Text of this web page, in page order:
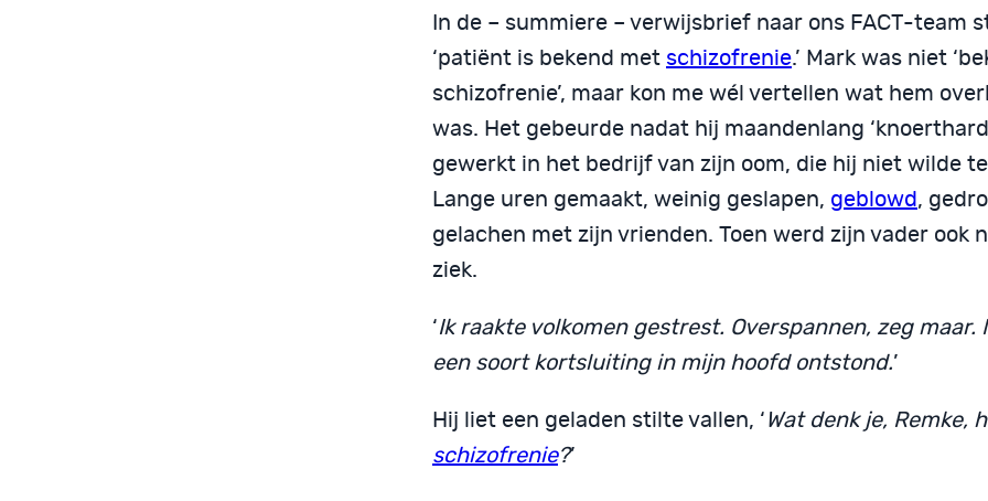
In de – summiere – verwijsbrief naar ons FACT-team
‘patiënt is bekend met schizofrenie.’ Mark was niet
schizofrenie’, maar kon me wél vertellen wat hem
was. Het gebeurde nadat hij maandenlang
gewerkt in het bedrijf van zijn oom, die hij niet wilde
Lange uren gemaakt, weinig geslapen, geblowd ,
gelachen met zijn vrienden. Toen werd zijn vader ook
ziek.
‘Ik raakte volkomen gestrest. Overspannen, zeg maar.
een soort kortsluiting in mijn hoofd ontstond.’
Hij liet een geladen stilte vallen, ‘ Wat denk je, Remke,
schizofrenie?’